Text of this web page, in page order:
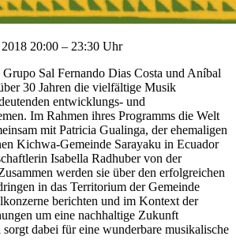
20:00 – 23:30 Uhr
Sal Fernando Dias Costa und Aníbal
30 Jahren die vielfältige Musik
entwicklungs- und
Im Rahmen ihres Programms die Welt
mit Patricia Gualinga, der ehemaligen
Kichwa-Gemeinde Sarayaku in Ecuador
Isabella Radhuber von der
werden sie über den erfolgreichen
in das Territorium der Gemeinde
berichten und im Kontext der
um eine nachhaltige Zukunft
dabei für eine wunderbare musikalische